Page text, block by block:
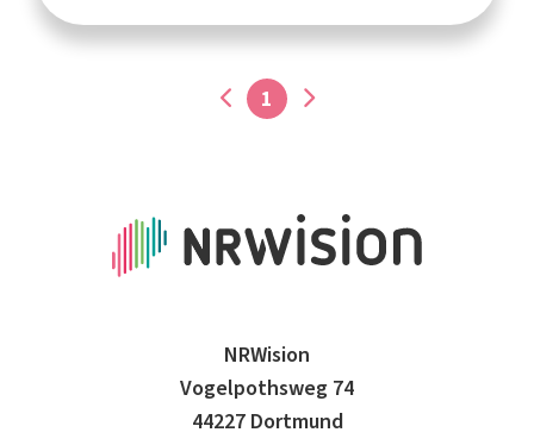
1
NRWision
Vogelpothsweg 74
44227 Dortmund